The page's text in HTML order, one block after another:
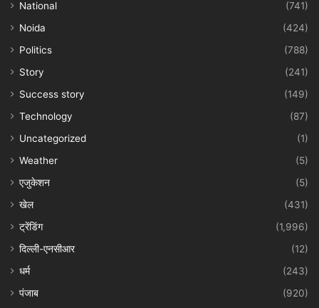
National
(741)
Noida
(424)
Politics
(788)
Story
(241)
Success story
(149)
Technology
(87)
Uncategorized
(1)
Weather
(5)
एजुकेशन
(5)
खेल
(431)
ट्रेंडिंग
(1,996)
दिल्ली-एनसीआर
(12)
धर्म
(243)
पंजाब
(920)